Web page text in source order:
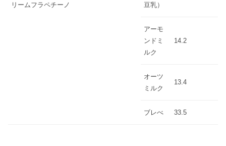
リームフラペチーノ
豆乳）
アーモ
ンドミ
ルク
14.2
オーツ
ミルク
13.4
ブレべ 33.5